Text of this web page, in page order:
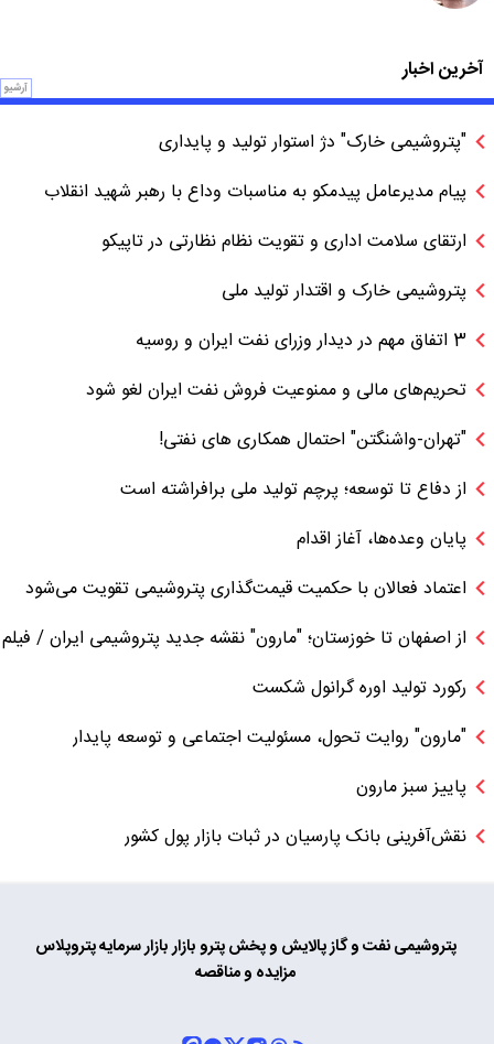
آخرین اخبار
آرشیو
"پتروشیمی خارک" دژ استوار تولید و پایداری
پیام مدیرعامل پیدمکو به مناسبات وداع با رهبر شهید انقلاب
ارتقای سلامت اداری و تقویت نظام نظارتی در تاپیکو
پتروشیمی خارک و اقتدار تولید ملی
3 اتفاق مهم در دیدار وزرای نفت ایران و روسیه
تحریم‌های مالی و ممنوعیت فروش نفت ایران لغو شود
"تهران-واشنگتن" احتمال همکاری های نفتی!
از دفاع تا توسعه؛ پرچم تولید ملی برافراشته است
پایان وعده‌ها، آغاز اقدام
اعتماد فعالان با حکمیت قیمت‌گذاری پتروشیمی تقویت می‌شود
از اصفهان تا خوزستان؛ "مارون" نقشه جدید پتروشیمی ایران / فیلم
رکورد تولید اوره گرانول شکست
"مارون" روایت تحول، مسئولیت اجتماعی و توسعه پایدار
پاییز سبز مارون
نقش‌آفرینی بانک پارسیان در ثبات بازار پول کشور
پتروشیمینفت و گازپالایش و پخشپترو بازاربازار سرمایهپتروپلاس
مزایده و مناقصه